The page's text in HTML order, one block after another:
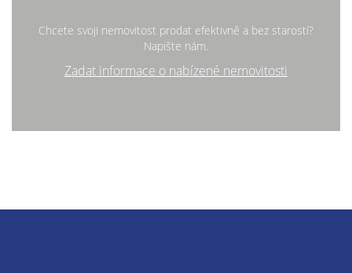
Chcete svoji nemovitost prodat efektivně a bez starostí?
Napište nám.
Zadat informace o nabízené nemovitosti